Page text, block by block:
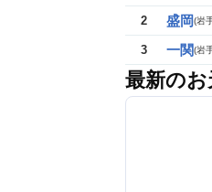
2 盛岡(岩
3 一関(岩
最新の